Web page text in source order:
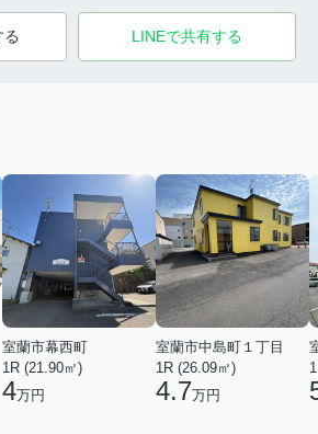
る LINEで共有する
室蘭市幕西町
1R (21.90㎡)
4万円
室蘭市中島町１丁目
1R (26.09㎡)
4.7万円